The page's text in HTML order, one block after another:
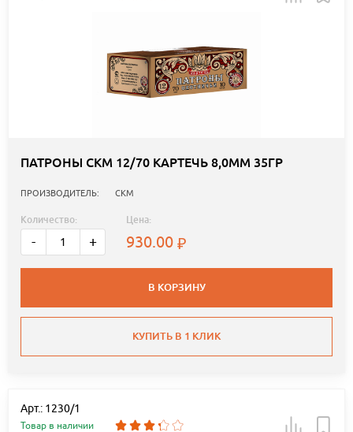
ПАТРОНЫ СКМ 12/70 КАРТЕЧЬ 8,0ММ 35ГР
ПРОИЗВОДИТЕЛЬ: СКМ
Количество:
- +
Цена:
930.00
В КОРЗИНУ
КУПИТЬ В 1 КЛИК
Арт.: 1230/1
Товар в наличии